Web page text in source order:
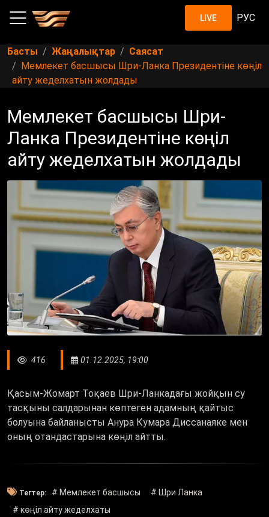
LIVE РУС
Басты Жаңалықтар
Саясат
Мемлекет басшысы Шри-Ланка Президентіне көңіл
айту жеделхатын жолдады
Мемлекет басшысы Шри-
Ланка Президентіне көңіл
айту жеделхатын жолдады
416 01.12.2025, 19:00
Қасым-Жомарт Тоқаев Шри-Ланкадағы жойқын су
тасқыны салдарынан көптеген адамның қайтыс
болуына байланысты Анура Кумара Диссанаяке мен
оның отандастарына көңіл айтты.
Тегтер: # Мемлекет басшысы
# Шри Ланка
# көңіл айту жеделхаты